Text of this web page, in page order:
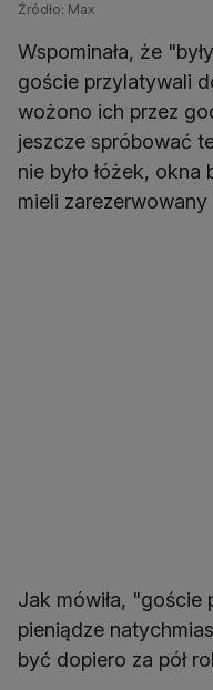
Źródło: Max
Wspominała, że
goście przylatywali
wożono ich przez
jeszcze spróbować
nie było łóżek,
mieli
Jak mówiła, "goście
pieniądze
być dopiero za pół